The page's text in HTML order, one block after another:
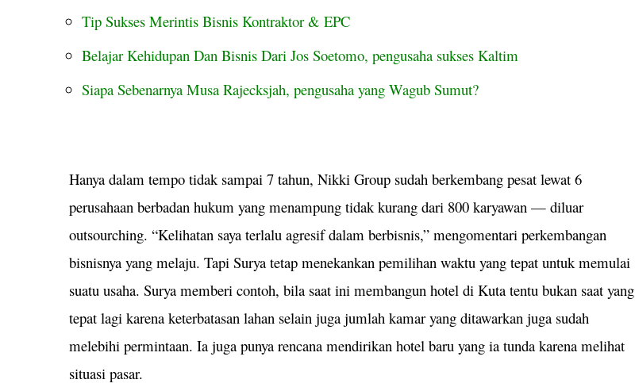
Tip Sukses Merintis Bisnis Kontraktor & EPC
Belajar Kehidupan Dan Bisnis Dari Jos Soetomo, pengusaha sukses Kaltim
Siapa Sebenarnya Musa Rajecksjah, pengusaha yang Wagub Sumut?
Hanya dalam tempo tidak sampai 7 tahun, Nikki Group sudah berkembang pesat lewat 6
perusahaan berbadan hukum yang menampung tidak kurang dari 800 karyawan — diluar
outsourching. “Kelihatan saya terlalu agresif dalam berbisnis,” mengomentari perkembangan
bisnisnya yang melaju. Tapi Surya tetap menekankan pemilihan waktu yang tepat untuk memulai
suatu usaha. Surya memberi contoh, bila saat ini membangun hotel di Kuta tentu bukan saat yang
tepat lagi karena keterbatasan lahan selain juga jumlah kamar yang ditawarkan juga sudah
melebihi permintaan. Ia juga punya rencana mendirikan hotel baru yang ia tunda karena melihat
situasi pasar.